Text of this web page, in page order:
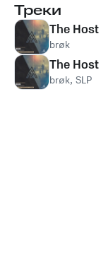
Треки
The Host
brøk
The Host
brøk, SLP